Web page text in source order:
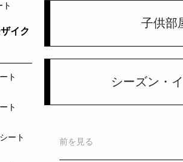
イク
ト
ト
ート
子供部
シーズン・
前を見る